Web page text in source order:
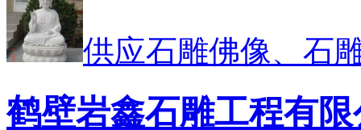
供应石雕佛像、石
鹤壁岩鑫石雕工程有